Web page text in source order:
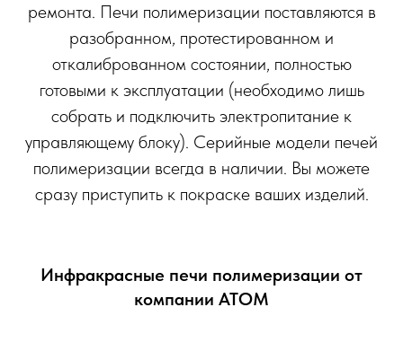
ремонта. Печи полимеризации поставляются в
разобранном, протестированном и
откалиброванном состоянии, полностью
готовыми к эксплуатации (необходимо лишь
собрать и подключить электропитание к
управляющему блоку). Серийные модели печей
полимеризации всегда в наличии. Вы можете
сразу приступить к покраске ваших изделий.
Инфракрасные печи полимеризации от
компании АТОМ